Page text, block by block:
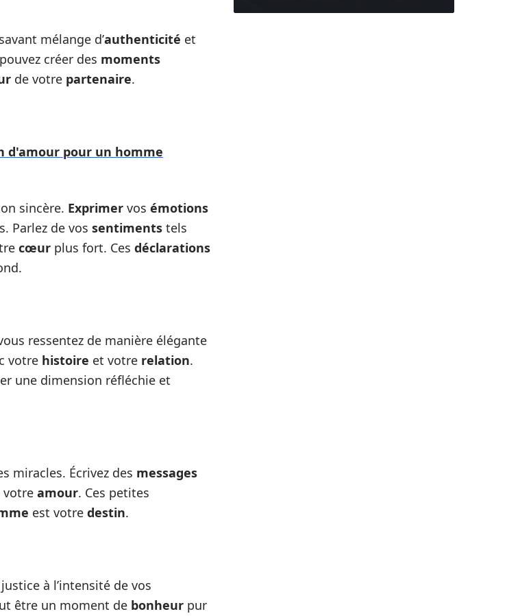
mélange d’authenticité et
créer des moments
de votre partenaire.
d'amour pour un homme
sincère. Exprimer vos émotions
Parlez de vos sentiments tels
cœur plus fort. Ces déclarations
ressentez de manière élégante
votre histoire et votre relation.
une dimension réfléchie et
miracles. Écrivez des messages
votre amour. Ces petites
est votre destin.
à l’intensité de vos
être un moment de bonheur pur